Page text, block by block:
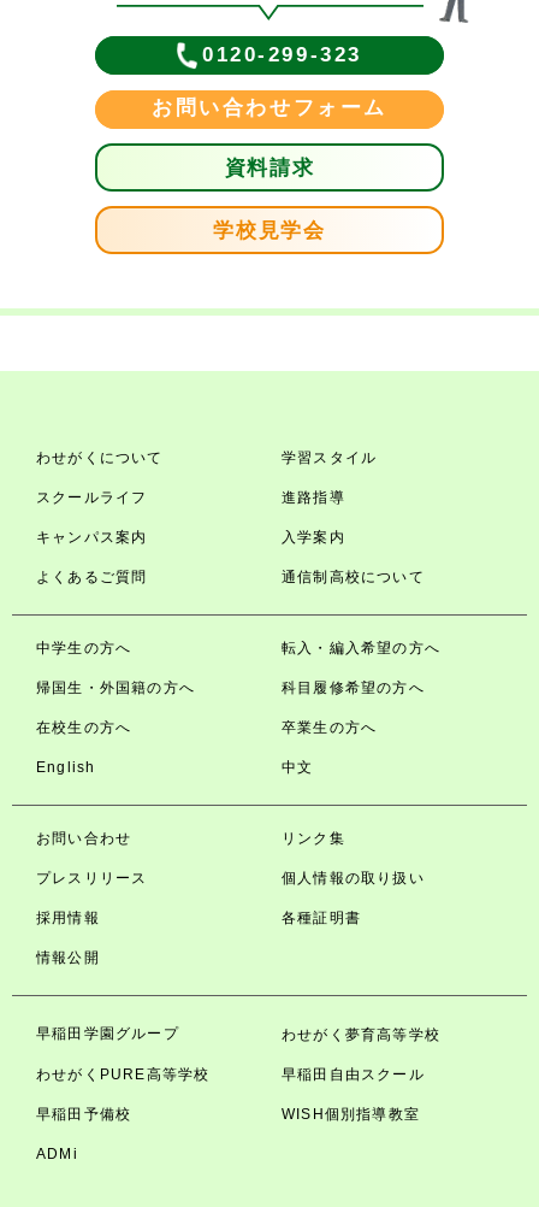
0120-299-323
お問い合わせフォーム
資料請求
学校見学会
わせがくについて 学習スタイル
スクールライフ 進路指導
キャンパス案内 入学案内
よくあるご質問 通信制高校について
中学生の方へ 転入・編入希望の方へ
帰国生・外国籍の方へ 科目履修希望の方へ
在校生の方へ 卒業生の方へ
English 中文
お問い合わせ リンク集
プレスリリース 個人情報の取り扱い
採用情報 各種証明書
情報公開
早稲田学園グループ わせがく夢育高等学校
わせがくPURE高等学校 早稲田自由スクール
早稲田予備校 WISH個別指導教室
ADMi